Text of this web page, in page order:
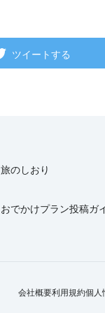
ツイートする
旅のしおり
おでかけプラン投稿ガ
会社概要利用規約個人